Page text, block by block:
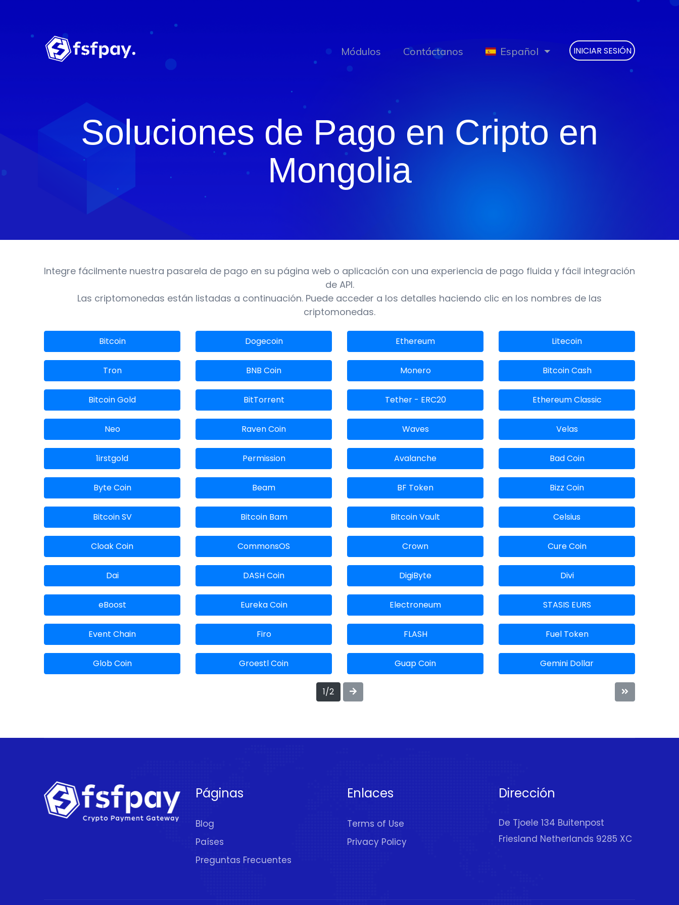
INICIAR SESIÓN
Módulos Contáctanos Español
Soluciones de Pago en Cripto en
Mongolia
Integre fácilmente nuestra pasarela de pago en su página web o aplicación con una experiencia de pago fluida y fácil integración
de API.
Las criptomonedas están listadas a continuación. Puede acceder a los detalles haciendo clic en los nombres de las
criptomonedas.
Bitcoin Dogecoin Ethereum Litecoin
Tron BNB Coin Monero Bitcoin Cash
Bitcoin Gold BitTorrent Tether - ERC20 Ethereum Classic
Neo Raven Coin Waves Velas
1irstgold Permission Avalanche Bad Coin
Byte Coin Beam BF Token Bizz Coin
Bitcoin SV Bitcoin Bam Bitcoin Vault Celsius
Cloak Coin CommonsOS Crown Cure Coin
Dai DASH Coin DigiByte Divi
eBoost Eureka Coin Electroneum STASIS EURS
Event Chain Firo FLASH Fuel Token
Glob Coin Groestl Coin Guap Coin Gemini Dollar
1/2
Páginas
Blog
Países
Preguntas Frecuentes
Enlaces
Terms of Use
Privacy Policy
Dirección
De Tjoele 134 Buitenpost
Friesland Netherlands 9285 XC